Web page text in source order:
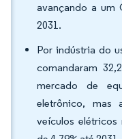
avançando a um
2031.
Por indústria do
comandaram
mercado de
eletrônico, mas
veículos